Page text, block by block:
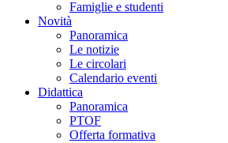
Famiglie e studenti
Novità
Panoramica
Le notizie
Le circolari
Calendario eventi
Didattica
Panoramica
PTOF
Offerta formativa